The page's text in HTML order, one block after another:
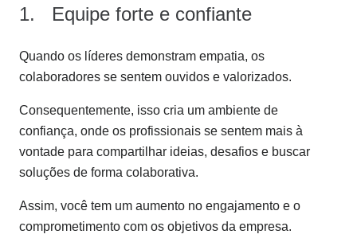
1. Equipe forte e confiante
Quando os líderes demonstram empatia, os
colaboradores se sentem ouvidos e valorizados.
Consequentemente, isso cria um ambiente de
confiança, onde os profissionais se sentem mais à
vontade para compartilhar ideias, desafios e buscar
soluções de forma colaborativa.
Assim, você tem um aumento no engajamento e o
comprometimento com os objetivos da empresa.